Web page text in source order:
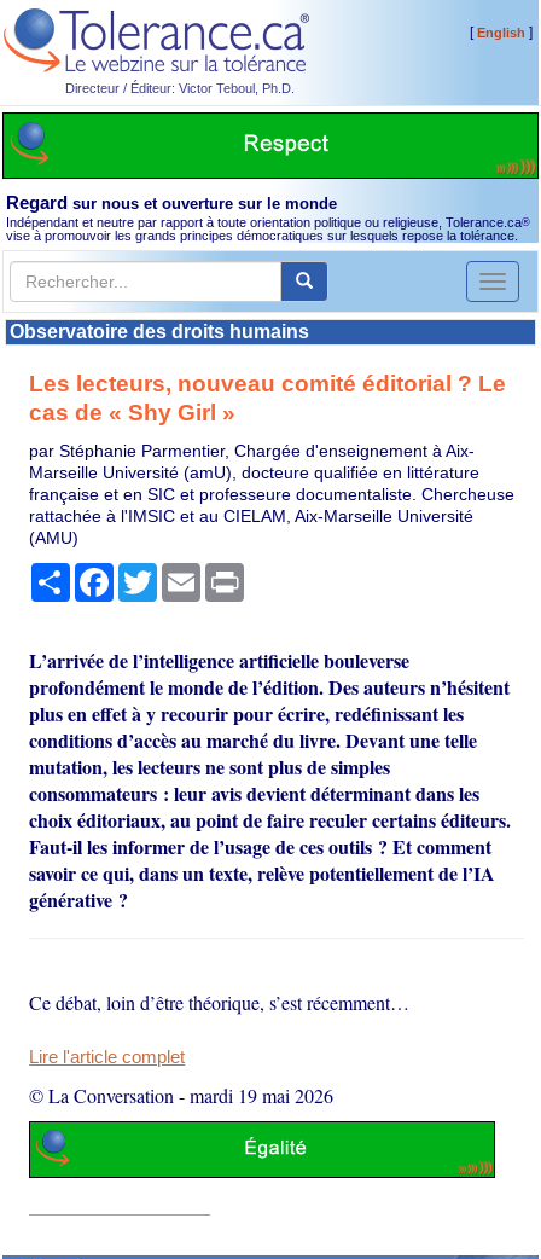
Directeur / Éditeur: Victor Teboul, Ph.D.
[English ]
Regard sur nous et ouverture sur le monde
Indépendant et neutre par rapport à toute orientation politique ou religieuse, Tolerance.ca®
vise à promouvoir les grands principes démocratiques sur lesquels repose la tolérance.
Toggle
Observatoire des droits humains
Les lecteurs, nouveau comité éditorial ? Le
cas de « Shy Girl »
par Stéphanie Parmentier, Chargée d'enseignement à Aix-
Marseille Université (amU), docteure qualifiée en littérature
française et en SIC et professeure documentaliste. Chercheuse
rattachée à l'IMSIC et au CIELAM, Aix-Marseille Université
(AMU)
PartagerFacebook
TwitterEmail
L’arrivée de l’intelligence artificielle bouleverse
profondément le monde de l’édition. Des auteurs n’hésitent
plus en effet à y recourir pour écrire, redéfinissant les
conditions d’accès au marché du livre. Devant une telle
mutation, les lecteurs ne sont plus de simples
consommateurs : leur avis devient déterminant dans les
choix éditoriaux, au point de faire reculer certains éditeurs.
Faut-il les informer de l’usage de ces outils ? Et comment
savoir ce qui, dans un texte, relève potentiellement de l’IA
générative ?
Ce débat, loin d’être théorique, s’est récemment…
Lire l'article complet
© La Conversation -mardi 19 mai 2026